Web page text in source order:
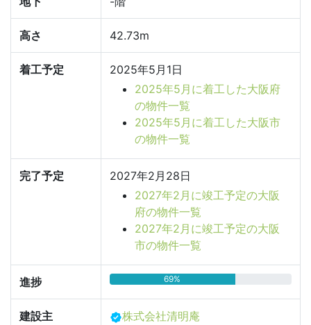
高さ 42.73m
着工予定
2025年5月1日
2025年5月に着工した大阪府
の物件一覧
2025年5月に着工した大阪市
の物件一覧
完了予定
2027年2月28日
2027年2月に竣工予定の大阪
府の物件一覧
2027年2月に竣工予定の大阪
市の物件一覧
進捗 69%
建設主 株式会社清明庵